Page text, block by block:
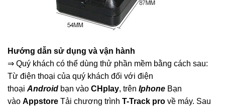
Hướng dẫn sử dụng và vận hành
⇒ Quý khách có thể dùng thử phần mềm bằng cách sau:
Từ điện thoại của quý khách đối với điện
thoại Android bạn vào CHplay, trên Iphone Bạn
vào Appstore Tải chương trình T-Track pro về máy. Sau